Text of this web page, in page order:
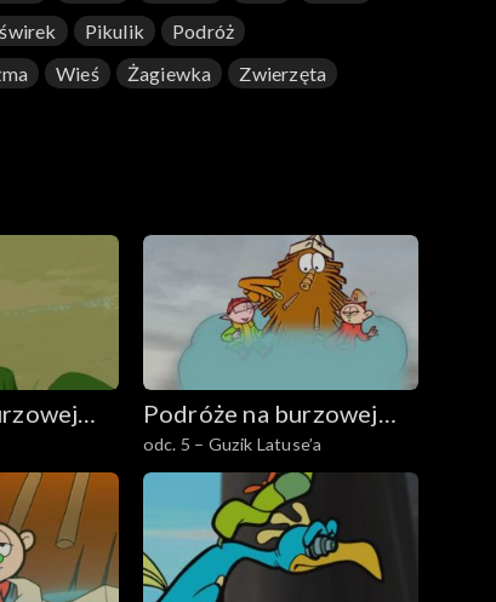
Pikulik
Podróż
Wieś Żagiewka Zwierzęta
Podróże na burzowej
chmurze
odc. 5 – Guzik Latuse’a